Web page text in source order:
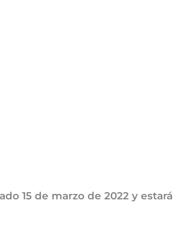
15 de marzo de 2022 y estará